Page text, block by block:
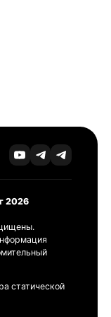
2026
статической